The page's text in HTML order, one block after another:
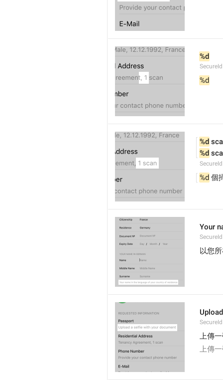
%d
%d
%d
%d
%d 個
Your
以您
上傳
上傳